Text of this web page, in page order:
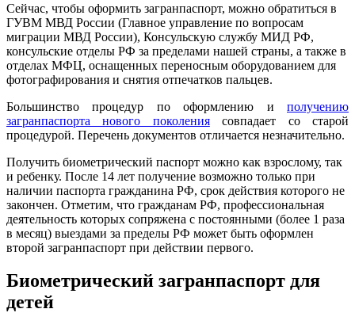
Сейчас, чтобы оформить загранпаспорт, можно обратиться в
ГУВМ МВД России (Главное управление по вопросам
миграции МВД России), Консульскую службу МИД РФ,
консульские отделы РФ за пределами нашей страны, а также в
отделах МФЦ, оснащенных переносным оборудованием для
фотографирования и снятия отпечатков пальцев.
Большинство процедур по оформлению и получению
загранпаспорта нового поколениясовпадает со старой
процедурой. Перечень документов отличается незначительно.
Получить биометрический паспорт можно как взрослому, так
и ребенку. После 14 лет получение возможно только при
наличии паспорта гражданина РФ, срок действия которого не
закончен. Отметим, что гражданам РФ, профессиональная
деятельность которых сопряжена с постоянными (более 1 раза
в месяц) выездами за пределы РФ может быть оформлен
второй загранпаспорт при действии первого.
Биометрический загранпаспорт для
детей